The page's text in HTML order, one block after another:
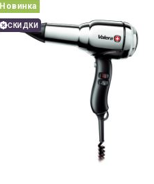
Новинка
СКИДКИ